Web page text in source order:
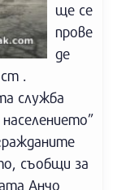
ще се
прове
де
.
служба
съобщи за
Анчо